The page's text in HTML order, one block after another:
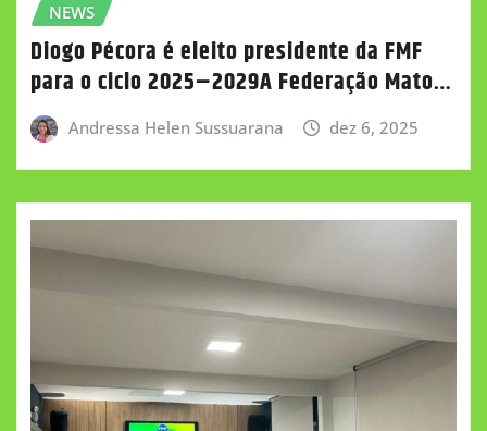
NEWS
Diogo Pécora é eleito presidente da FMF
para o ciclo 2025–2029A Federação Mato…
Andressa Helen Sussuarana dez 6, 2025